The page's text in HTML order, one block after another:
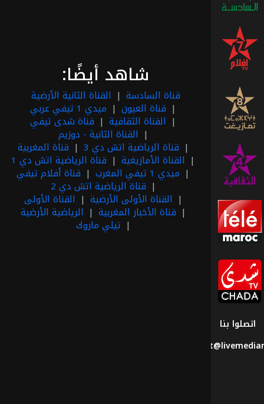
القناة
الأمازيغية
القناة
الثقافية
اتصلوا بنا
شاهد أيضًا:
قناة السادسة القناة الثانية الأرضية
قناة العيون ميدي 1 تيفي عربي
القناة الثقافية قناة شدى تيفي
القناة الثانية - دوزيم
قناة الرياضية اتش دي 3 قناة المغربية
القناة الأمازيغية قناة الرياضية اتش دي 1
ميدي 1 تيفي المغرب قناة أفلام تيفي
قناة الرياضية اتش دي 2
القناة الأولى الأرضية القناة الأولى
قناة الأخبار المغربية الرياضية الأرضية
تيلي ماروك